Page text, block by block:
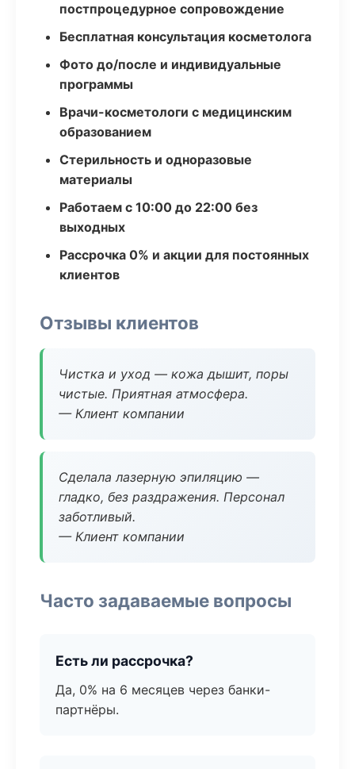
постпроцедурное сопровождение
Бесплатная консультация косметолога
Фото до/после и индивидуальные
программы
Врачи-косметологи с медицинским
образованием
Стерильность и одноразовые
материалы
Работаем с 10:00 до 22:00 без
выходных
Рассрочка 0% и акции для постоянных
клиентов
Отзывы клиентов
Чистка и уход — кожа дышит, поры
чистые. Приятная атмосфера.
— Клиент компании
Сделала лазерную эпиляцию —
гладко, без раздражения. Персонал
заботливый.
— Клиент компании
Часто задаваемые вопросы
Есть ли рассрочка?
Да, 0% на 6 месяцев через банки-
партнёры.